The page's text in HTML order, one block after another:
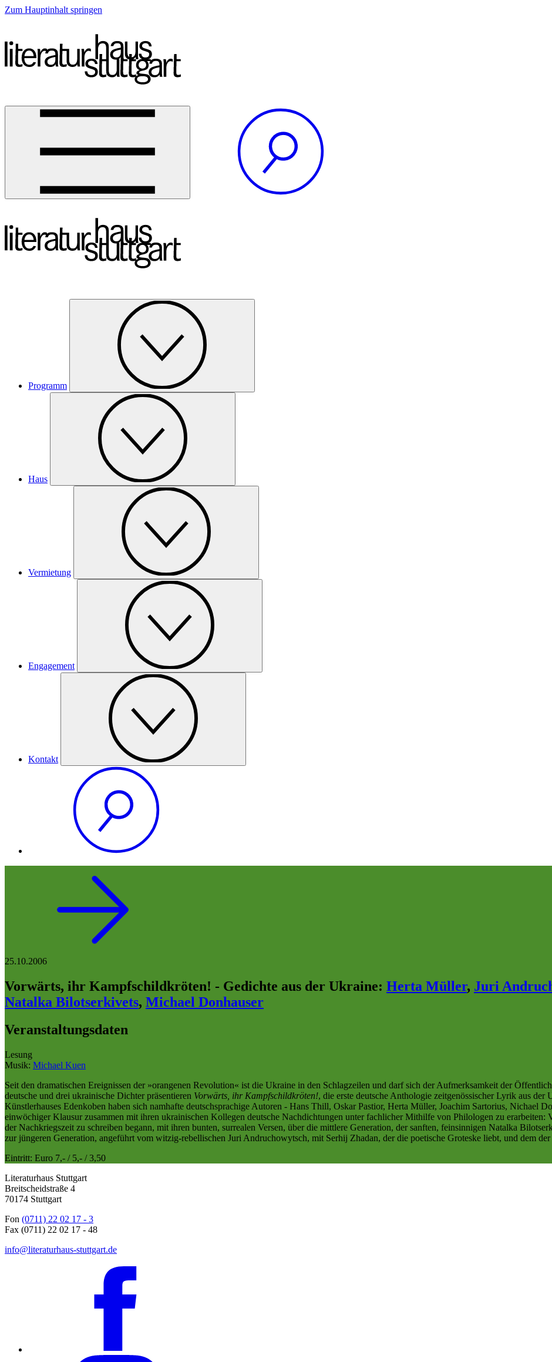
Zum Hauptinhalt springen
Programm
Haus
Vermietung
Engagement
Kontakt
25.10.2006
Vorwärts, ihr Kampfschildkröten! - Gedichte aus der Ukraine: Herta Müller, Juri
Natalka Bilotserkivets, Michael Donhauser
Veranstaltungsdaten
Lesung
Musik: Michael Kuen
Seit den dramatischen Ereignissen der »orangenen Revolution« ist die Ukraine in den Schlagzeilen und darf sich der Aufmerksamkeit der
deutsche und drei ukrainische Dichter präsentieren Vorwärts, ihr Kampfschildkröten!, die erste deutsche Anthologie zeitgenössischer Lyrik aus
Künstlerhauses Edenkoben haben sich namhafte deutschsprachige Autoren - Hans Thill, Oskar Pastior, Herta Müller, Joachim Sartorius, Nichael
einwöchiger Klausur zusammen mit ihren ukrainischen Kollegen deutsche Nachdichtungen unter fachlicher Mithilfe von Philologen zu
der Nachkriegszeit zu schreiben begann, mit ihren bunten, surrealen Versen, über die mittlere Generation, der sanften, feinsinnigen Natalka
zur jüngeren Generation, angeführt vom witzig-rebellischen Juri Andruchowytsch, mit Serhij Zhadan, der die poetische Groteske liebt, und dem
Eintritt: Euro 7,- / 5,- / 3,50
Literaturhaus Stuttgart
Breitscheidstraße 4
70174 Stuttgart
Fon (0711) 22 02 17 - 3
Fax (0711) 22 02 17 - 48
info@literaturhaus-stuttgart.de